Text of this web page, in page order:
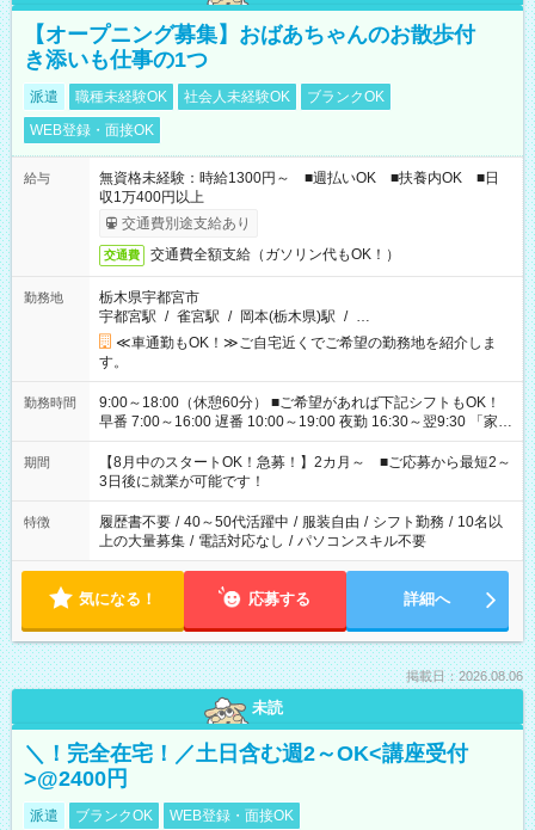
【オープニング募集】おばあちゃんのお散歩付
き添いも仕事の1つ
派遣 職種未経験OK 社会人未経験OK
ブランクOK
WEB登録・面接OK
給与
無資格未経験：時給1300円～ ■週払いOK ■扶養内OK ■日
収1万400円以上
交通費別途支給あり
交通費 交通費全額支給（ガソリン代もOK！）
勤務地
栃木県宇都宮市
宇都宮駅 / 雀宮駅 / 岡本(栃木県)駅 / …
≪車通勤もOK！≫ご自宅近くでご希望の勤務地を紹介しま
す。
勤務時間
9:00～18:00（休憩60分） ■ご希望があれば下記シフトもOK！
早番 7:00～16:00 遅番 10:00～19:00 夜勤 16:30～翌9:30 「家族
と休みを合わせたい」 「余裕を持って夕飯の準備がしたい」
「できれば残業はしたくない」 など、ご希望を教えてください
ね。 ※Wワーク希望の方へ 今ご覧のお仕事で希望する勤務時間
と、もう1つのお仕事の勤務時間。 合計で週40時間を超える場
合は応募できません。
期間
【8月中のスタートOK！急募！】2カ月～ ■ご応募から最短2～
3日後に就業が可能です！
特徴 履歴書不要 / 40～50代活躍中 / 服装自由 / シフト勤務 / 10名以
上の大量募集 / 電話対応なし / パソコンスキル不要
気になる！ 応募する 詳細へ
掲載日：2026.08.06
未読
＼！完全在宅！／土日含む週2～OK<講座受付
>@2400円
派遣 ブランクOK WEB登録・面接OK